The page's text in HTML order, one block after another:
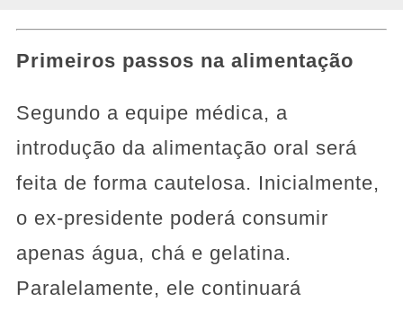
Primeiros passos na alimentação
Segundo a equipe médica, a
introdução da alimentação oral será
feita de forma cautelosa. Inicialmente,
o ex-presidente poderá consumir
apenas água, chá e gelatina.
Paralelamente, ele continuará